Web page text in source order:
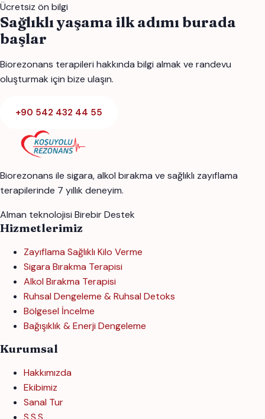
Ücretsiz ön bilgi
Sağlıklı yaşama ilk adımı burada
başlar
Biorezonans terapileri hakkında bilgi almak ve randevu
oluşturmak için bize ulaşın.
+90 542 432 44 55
Biorezonans ile sigara, alkol bırakma ve sağlıklı zayıflama
terapilerinde 7 yıllık deneyim.
Alman teknolojisi Birebir Destek
Hizmetlerimiz
Zayıflama Sağlıklı Kilo Verme
Sigara Bırakma Terapisi
Alkol Bırakma Terapisi
Ruhsal Dengeleme & Ruhsal Detoks
Bölgesel İncelme
Bağışıklık & Enerji Dengeleme
Kurumsal
Hakkımızda
Ekibimiz
Sanal Tur